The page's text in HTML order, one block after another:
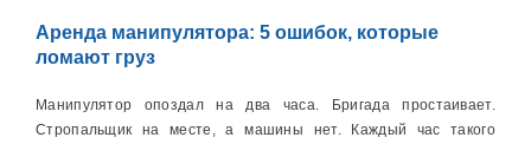
Аренда манипулятора: 5 ошибок, которые
ломают груз
Манипулятор опоздал на два часа. Бригада простаивает.
Стропальщик на месте, а машины нет. Каждый час такого